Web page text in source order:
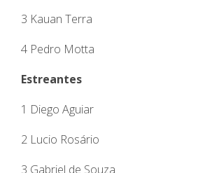
3 Kauan Terra
4 Pedro Motta
Estreantes
1 Diego Aguiar
2 Lucio Rosário
3 Gabriel de Souza